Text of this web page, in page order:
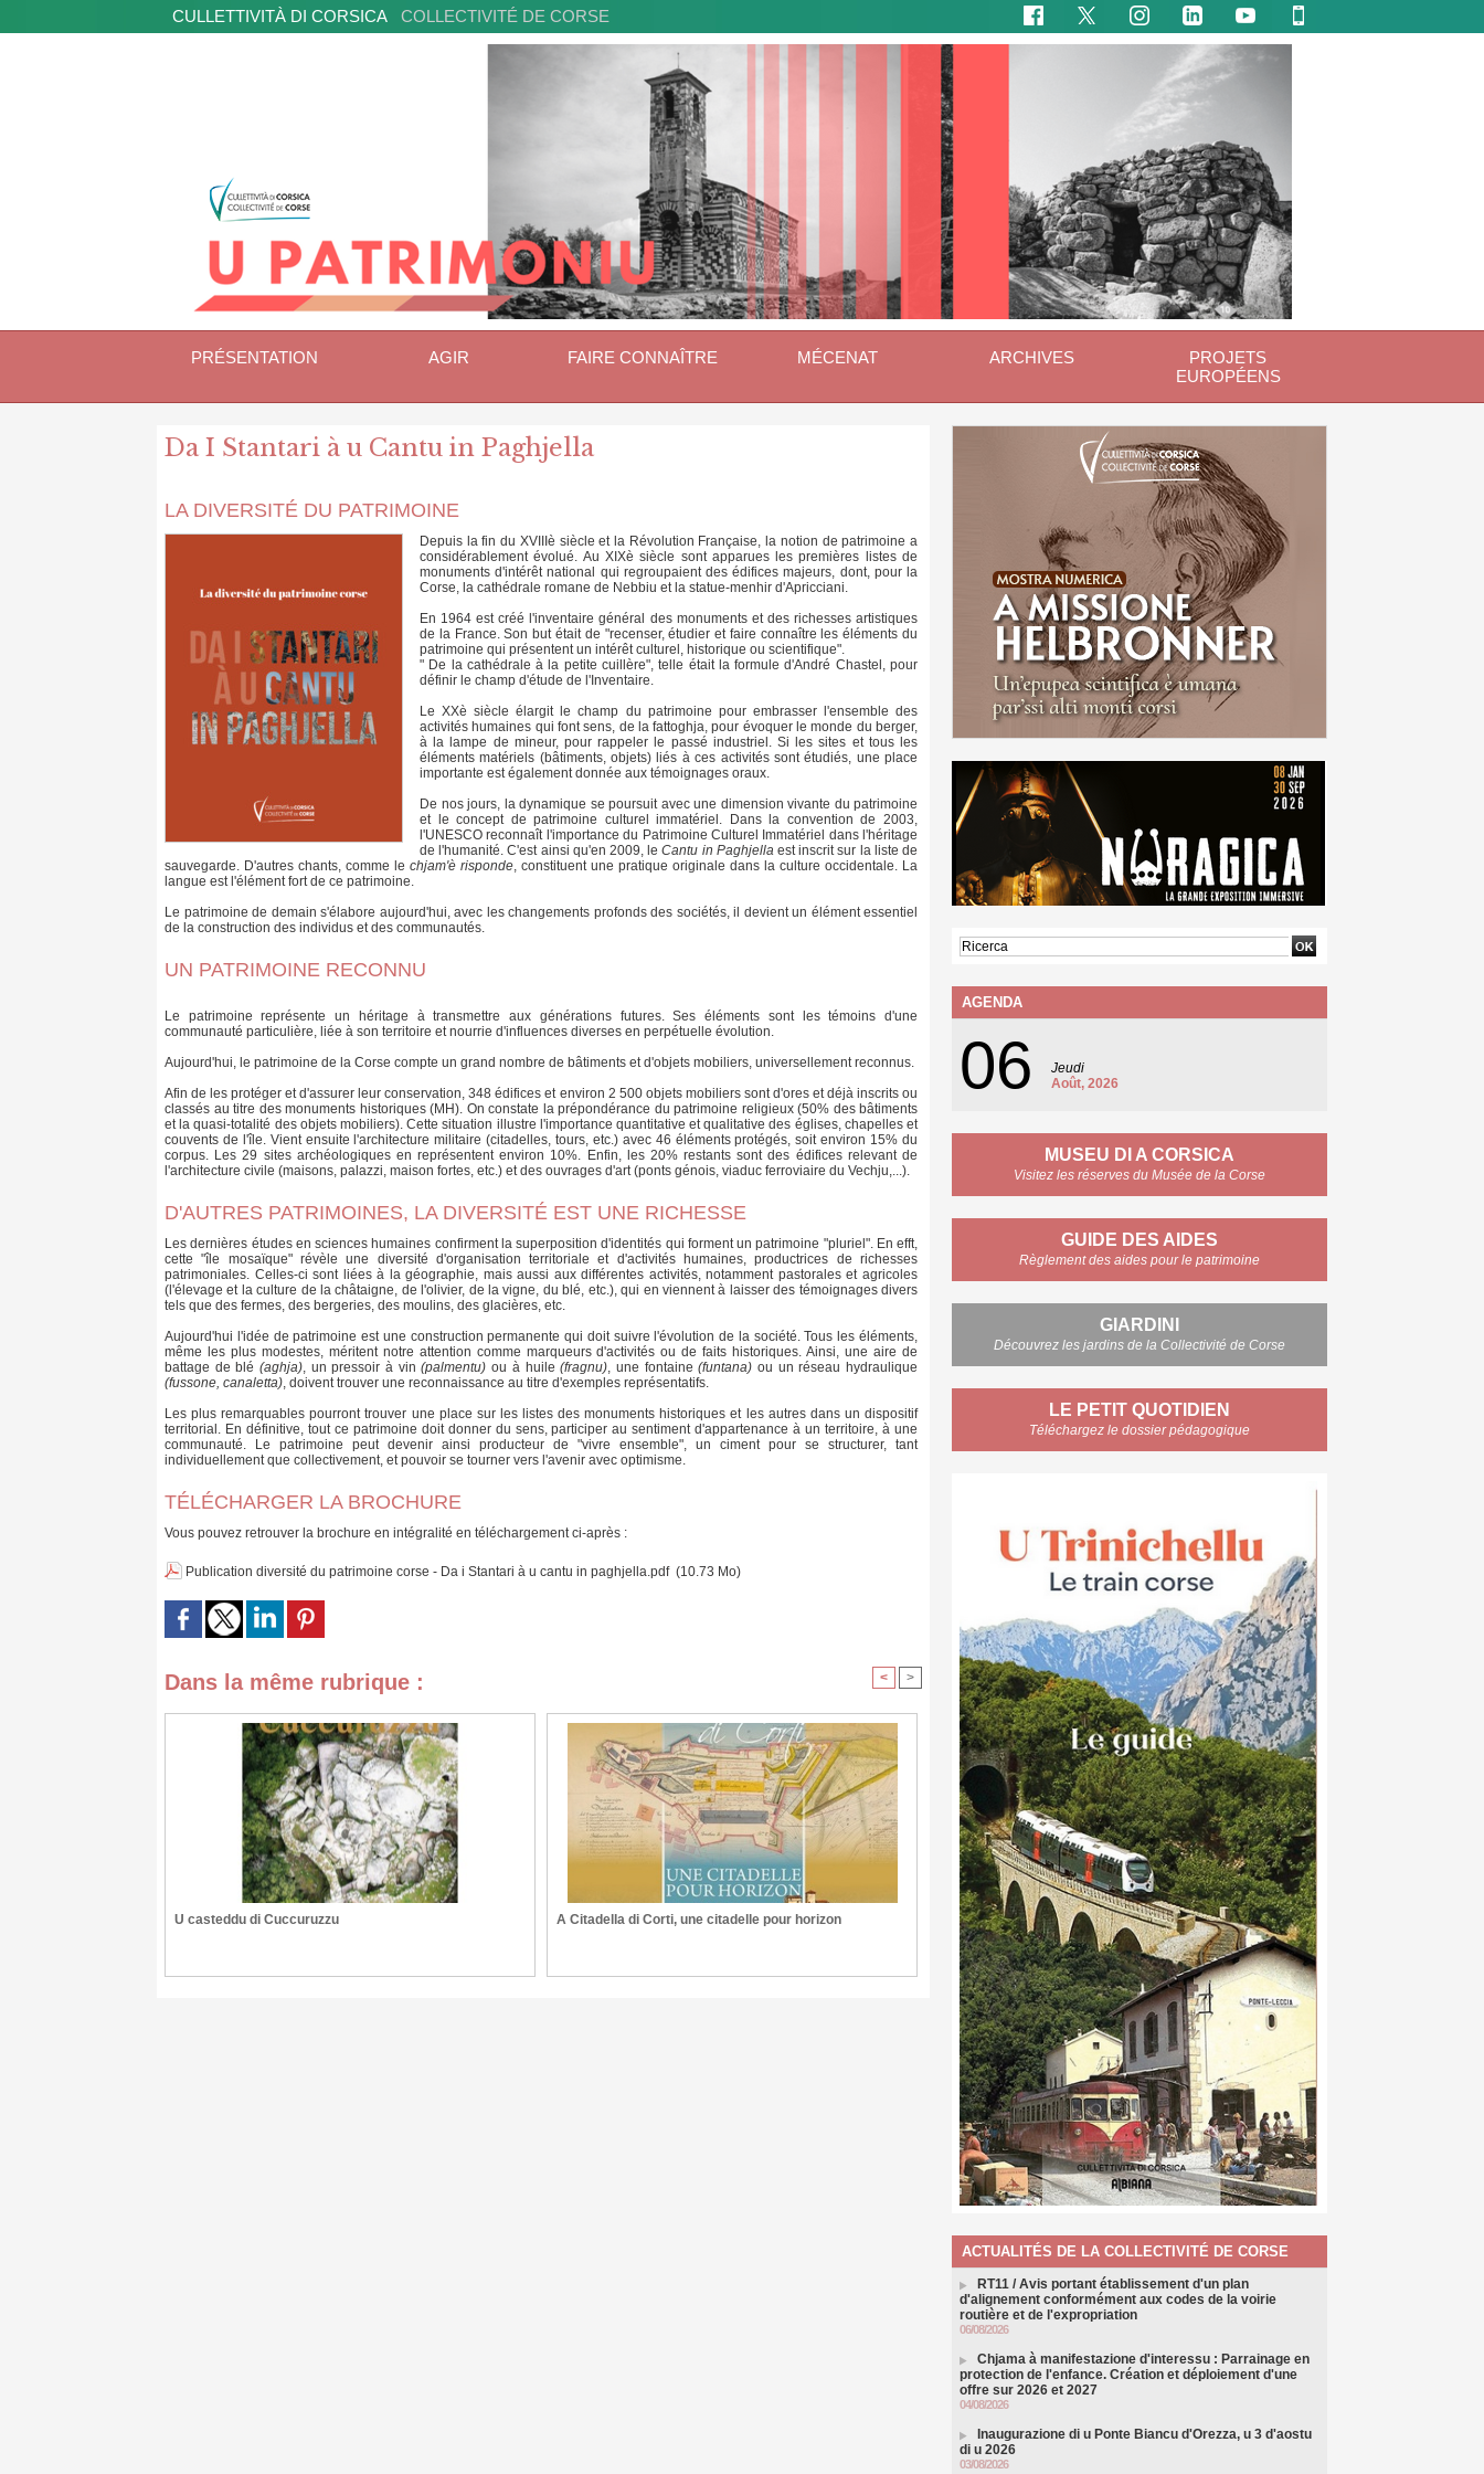
CULLETTIVITÀ DI CORSICA COLLECTIVITÉ DE CORSE
PRÉSENTATION AGIR FAIRE CONNAÎTRE MÉCENAT ARCHIVES
PROJETS
EUROPÉENS
Da I Stantari à u Cantu in Paghjella
LA DIVERSITÉ DU PATRIMOINE
Depuis la fin du XVIIIè siècle et la Révolution Française, la notion de patrimoine a
considérablement évolué. Au XIXè siècle sont apparues les premières listes de
monuments d'intérêt national qui regroupaient des édifices majeurs, dont, pour la
Corse, la cathédrale romane de Nebbiu et la statue-menhir d'Apricciani.
En 1964 est créé l'inventaire général des monuments et des richesses artistiques
de la France. Son but était de "recenser, étudier et faire connaître les éléments du
patrimoine qui présentent un intérêt culturel, historique ou scientifique".
" De la cathédrale à la petite cuillère", telle était la formule d'André Chastel, pour
définir le champ d'étude de l'Inventaire.
Le XXè siècle élargit le champ du patrimoine pour embrasser l'ensemble des
activités humaines qui font sens, de la fattoghja, pour évoquer le monde du berger,
à la lampe de mineur, pour rappeler le passé industriel. Si les sites et tous les
éléments matériels (bâtiments, objets) liés à ces activités sont étudiés, une place
importante est également donnée aux témoignages oraux.
De nos jours, la dynamique se poursuit avec une dimension vivante du patrimoine
et le concept de patrimoine culturel immatériel. Dans la convention de 2003,
l'UNESCO reconnaît l'importance du Patrimoine Culturel Immatériel dans l'héritage
de l'humanité. C'est ainsi qu'en 2009, leCantu in Paghjellaest inscrit sur la liste de
sauvegarde. D'autres chants, comme le chjam'è risponde, constituent une pratique originale dans la culture occidentale. La
langue est l'élément fort de ce patrimoine.
Le patrimoine de demain s'élabore aujourd'hui, avec les changements profonds des sociétés, il devient un élément essentiel
de la construction des individus et des communautés.
UN PATRIMOINE RECONNU
Le patrimoine représente un héritage à transmettre aux générations futures. Ses éléments sont les témoins d'une
communauté particulière, liée à son territoire et nourrie d'influences diverses en perpétuelle évolution.
Aujourd'hui, le patrimoine de la Corse compte un grand nombre de bâtiments et d'objets mobiliers, universellement reconnus.
Afin de les protéger et d'assurer leur conservation, 348 édifices et environ 2 500 objets mobiliers sont d'ores et déjà inscrits ou
classés au titre des monuments historiques (MH). On constate la prépondérance du patrimoine religieux (50% des bâtiments
et la quasi-totalité des objets mobiliers). Cette situation illustre l'importance quantitative et qualitative des églises, chapelles et
couvents de l'île. Vient ensuite l'architecture militaire (citadelles, tours, etc.) avec 46 éléments protégés, soit environ 15% du
corpus. Les 29 sites archéologiques en représentent environ 10%. Enfin, les 20% restants sont des édifices relevant de
l'architecture civile (maisons, palazzi, maison fortes, etc.) et des ouvrages d'art (ponts génois, viaduc ferroviaire du Vechju,...).
D'AUTRES PATRIMOINES, LA DIVERSITÉ EST UNE RICHESSE
Les dernières études en sciences humaines confirment la superposition d'identités qui forment un patrimoine "pluriel". En efft,
cette "île mosaïque" révèle une diversité d'organisation territoriale et d'activités humaines, productrices de richesses
patrimoniales. Celles-ci sont liées à la géographie, mais aussi aux différentes activités, notamment pastorales et agricoles
(l'élevage et la culture de la châtaigne, de l'olivier, de la vigne, du blé, etc.), qui en viennent à laisser des témoignages divers
tels que des fermes, des bergeries, des moulins, des glacières, etc.
Aujourd'hui l'idée de patrimoine est une construction permanente qui doit suivre l'évolution de la société. Tous les éléments,
même les plus modestes, méritent notre attention comme marqueurs d'activités ou de faits historiques. Ainsi, une aire de
battage de blé(aghja), un pressoir à vin(palmentu) ou à huile(fragnu), une fontaine(funtana) ou un réseau hydraulique
(fussone, canaletta), doivent trouver une reconnaissance au titre d'exemples représentatifs.
Les plus remarquables pourront trouver une place sur les listes des monuments historiques et les autres dans un dispositif
territorial. En définitive, tout ce patrimoine doit donner du sens, participer au sentiment d'appartenance à un territoire, à une
communauté. Le patrimoine peut devenir ainsi producteur de "vivre ensemble", un ciment pour se structurer, tant
individuellement que collectivement, et pouvoir se tourner vers l'avenir avec optimisme.
TÉLÉCHARGER LA BROCHURE
Vous pouvez retrouver la brochure en intégralité en téléchargement ci-après :
Publication diversité du patrimoine corse - Da i Stantari à u cantu in paghjella.pdf (10.73 Mo)
Dans la même rubrique : < >
U casteddu di Cuccuruzzu A Citadella di Corti, une citadelle pour horizon
AGENDA
06
Jeudi
Août, 2026
MUSEU DI A CORSICA
Visitez les réserves du Musée de la Corse
GUIDE DES AIDES
Règlement des aides pour le patrimoine
GIARDINI
Découvrez les jardins de la Collectivité de Corse
LE PETIT QUOTIDIEN
Téléchargez le dossier pédagogique
ACTUALITÉS DE LA COLLECTIVITÉ DE CORSE
RT11 / Avis portant établissement d'un plan
d'alignement conformément aux codes de la voirie
routière et de l'expropriation
06/08/2026
Chjama à manifestazione d'interessu : Parrainage en
protection de l'enfance. Création et déploiement d'une
offre sur 2026 et 2027
04/08/2026
Inaugurazione di u Ponte Biancu d'Orezza, u 3 d'aostu
di u 2026
03/08/2026